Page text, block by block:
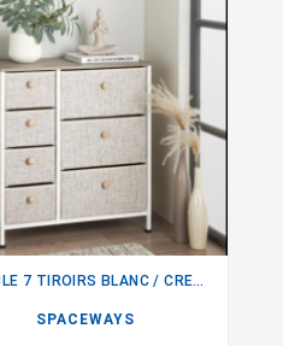
MEUBLE 7 TIROIRS BLANC / CREME
SPACEWAYS